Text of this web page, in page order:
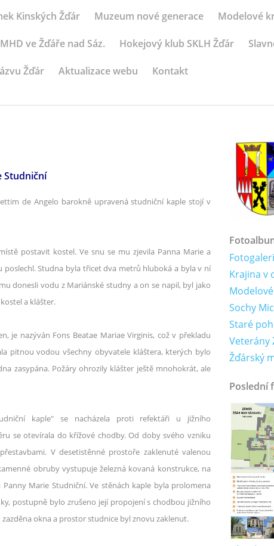
Kinských Žďár Muzeum nové generace Modelové
MHD ve Žďáře nad Sáz. Hokejový klub SKLH Žďár
Žďár Aktualizace webu Kontakt
Studniční
de Angelo barokně upravená studniční kaple stojí v
postavit kostel. Ve snu se mu zjevila Panna Marie a
Studna byla třicet dva metrů hluboká a byla v ní
donesli vodu z Mariánské studny a on se napil, byl jako
a klášter.
je nazýván Fons Beatae Mariae Virginis, což v překladu
pitnou vodou všechny obyvatele kláštera, kterých bylo
zasypána. Požáry ohrozily klášter ještě mnohokrát, ale
kaple" se nacházela proti refektáři u jižního
se otevírala do křížové chodby. Od doby svého vzniku
V desetistěnné prostoře zaklenuté valenou
obruby vystupuje železná kovaná konstrukce, na
Panny Marie Studniční. Ve stěnách kaple byla prolomena
postupně bylo zrušeno její propojení s chodbou jižního
okna a prostor studnice byl znovu zaklenut.
Krajina v
Sochy
Staré
Veterány
Žďárský
Poslední